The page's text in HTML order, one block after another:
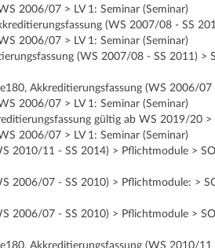
2006/07 > LV 1: Seminar (Seminar)
(WS 2007/08 - SS
2006/07 > LV 1: Seminar (Seminar)
(WS 2007/08 - SS 2011)
Akkreditierungsfassung (WS 2006/
2006/07 > LV 1: Seminar (Seminar)
gültig ab WS 2019/20
2006/07 > LV 1: Seminar (Seminar)
2010/11 - SS 2014) > Pflichtmodule >
2006/07 - SS 2010) > Pflichtmodule: >
2006/07 - SS 2010) > Pflichtmodule >
Akkreditierungsfassung (WS 2010/